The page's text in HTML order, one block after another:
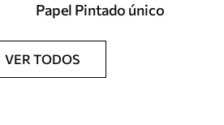
Papel Pintado único
VER TODOS